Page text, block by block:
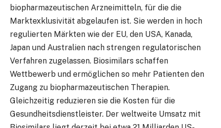
biopharmazeutischen Arzneimitteln, für die die
Marktexklusivität abgelaufen ist. Sie werden in hoch
regulierten Märkten wie der EU, den USA, Kanada,
Japan und Australien nach strengen regulatorischen
Verfahren zugelassen. Biosimilars schaffen
Wettbewerb und ermöglichen so mehr Patienten den
Zugang zu biopharmazeutischen Therapien.
Gleichzeitig reduzieren sie die Kosten für die
Gesundheitsdienstleister. Der weltweite Umsatz mit